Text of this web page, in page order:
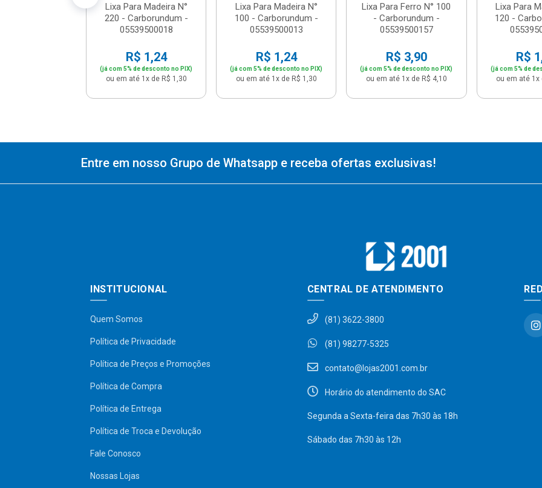
Lixa Para Madeira N°
220 - Carborundum -
05539500018
R$ 1,24
(já com 5% de desconto no PIX)
ou em até 1x de R$ 1,30
Lixa Para Madeira N°
100 - Carborundum -
05539500013
R$ 1,24
(já com 5% de desconto no PIX)
ou em até 1x de R$ 1,30
Lixa Para Ferro N° 100
- Carborundum -
05539500157
R$ 3,90
(já com 5% de desconto no PIX)
ou em até 1x de R$ 4,10
Lixa Para
120 -
R$
(já com 5% de
ou em até 1x
Entre em nosso Grupo de Whatsapp e receba ofertas exclusivas!
INSTITUCIONAL
Quem Somos
Política de Privacidade
Política de Preços e Promoções
Política de Compra
Política de Entrega
Política de Troca e Devolução
Fale Conosco
Nossas Lojas
CENTRAL DE ATENDIMENTO
(81) 3622-3800
(81) 98277-5325
contato@lojas2001.com.br
Horário do atendimento do SAC
Segunda a Sexta-feira das 7h30 às 18h
Sábado das 7h30 às 12h